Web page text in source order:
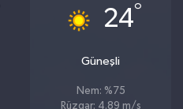
24°
Güneşli
Nem: %75
Rüzgar: 4.89 m/s